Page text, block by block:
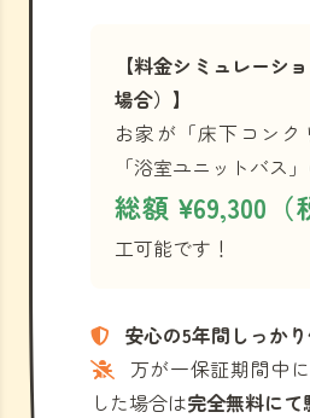
【料金シミュレーシ
場合）】
お家が「床下コンク
「浴室ユニットバス
総額 ¥69,300（
工可能です！
安心の5年間しっか
万が一保証期間中
した場合は完全無料にて